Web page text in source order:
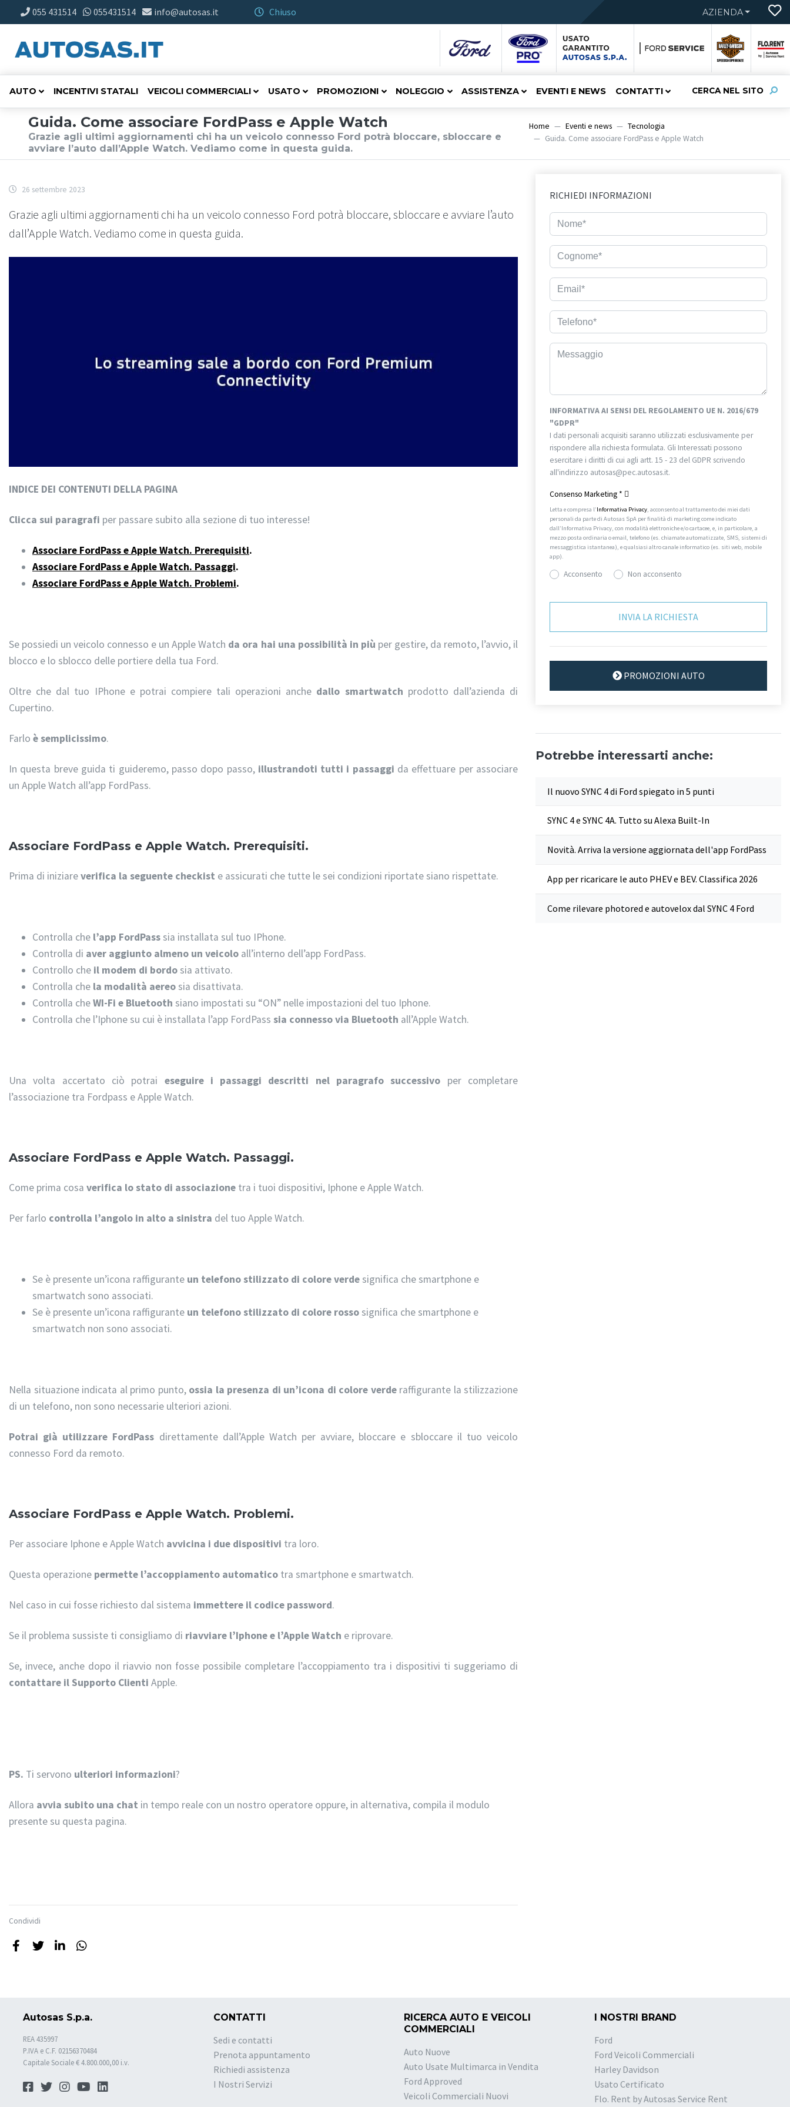
055 431514 055431514 info@autosas.it Chiuso AZIENDA
CERCA NEL SITO
AUTO INCENTIVI STATALI VEICOLI COMMERCIALI USATO PROMOZIONI NOLEGGIO ASSISTENZA EVENTI E NEWS CONTATTI
Guida. Come associare FordPass e Apple Watch
Grazie agli ultimi aggiornamenti chi ha un veicolo connesso Ford potrà bloccare, sbloccare e
avviare l’auto dall’Apple Watch. Vediamo come in questa guida.
Home Eventi e news
Tecnologia
Guida. Come associare FordPass e Apple Watch
26 settembre 2023
Grazie agli ultimi aggiornamenti chi ha un veicolo connesso Ford potrà bloccare, sbloccare e avviare l’auto
dall’Apple Watch. Vediamo come in questa guida.
INDICE DEI CONTENUTI DELLA PAGINA
Clicca sui paragrafi per passare subito alla sezione di tuo interesse!
Associare FordPass e Apple Watch. Prerequisiti.
Associare FordPass e Apple Watch. Passaggi.
Associare FordPass e Apple Watch. Problemi.
Se possiedi un veicolo connesso e un Apple Watch da ora hai una possibilità in più per gestire, da remoto, l’avvio, il
blocco e lo sblocco delle portiere della tua Ford.
Oltre che dal tuo IPhone e potrai compiere tali operazioni anche dallo smartwatch prodotto dall’azienda di
Cupertino.
Farlo è semplicissimo.
In questa breve guida ti guideremo, passo dopo passo, illustrandoti tutti i passaggi da effettuare per associare
un Apple Watch all’app FordPass.
Associare FordPass e Apple Watch. Prerequisiti.
Prima di iniziareverifica la seguente checkist e assicurati che tutte le sei condizioni riportate siano rispettate.
Controlla che l’app FordPasssia installata sul tuo IPhone.
Controlla di aver aggiunto almeno un veicolo all’interno dell’app FordPass.
Controllo che il modem di bordosia attivato.
Controlla che la modalità aereosia disattivata.
Controlla cheWI-Fi e Bluetooth siano impostati su “ON” nelle impostazioni del tuo Iphone.
Controlla che l’Iphone su cui è installata l’app FordPass sia connesso via Bluetooth all’Apple Watch.
Una volta accertato ciò potrai eseguire i passaggi descritti nel paragrafo successivo per completare
l’associazione tra Fordpass e Apple Watch.
Associare FordPass e Apple Watch. Passaggi.
Come prima cosa verifica lo stato di associazione tra i tuoi dispositivi, Iphone e Apple Watch.
Per farlo controlla l’angolo in alto a sinistra del tuo Apple Watch.
Se è presente un’icona raffigurante un telefono stilizzato di colore verdesignifica che smartphone e
smartwatch sono associati.
Se è presente un’icona raffigurante un telefono stilizzato di colore rossosignifica che smartphone e
smartwatch non sono associati.
Nella situazione indicata al primo punto, ossia la presenza di un’icona di colore verde raffigurante la stilizzazione
di un telefono, non sono necessarie ulteriori azioni.
Potrai già utilizzare FordPass direttamente dall’Apple Watch per avviare, bloccare e sbloccare il tuo veicolo
connesso Ford da remoto.
Associare FordPass e Apple Watch. Problemi.
Per associare Iphone e Apple Watch avvicina i due dispositivi tra loro.
Questa operazione permette l’accoppiamento automatico tra smartphone e smartwatch.
Nel caso in cui fosse richiesto dal sistema immettere il codice password.
Se il problema sussiste ti consigliamo di riavviare l’Iphone e l’Apple Watch e riprovare.
Se, invece, anche dopo il riavvio non fosse possibile completare l’accoppiamento tra i dispositivi ti suggeriamo di
contattare il Supporto Clienti Apple.
PS. Ti servono ulteriori informazioni?
Allora avvia subito una chat in tempo reale con un nostro operatore oppure, in alternativa, compila il modulo
presente su questa pagina.
Condividi
RICHIEDI INFORMAZIONI
INFORMATIVA AI SENSI DEL REGOLAMENTO UE N. 2016/679
"GDPR"
I dati personali acquisiti saranno utilizzati esclusivamente per
rispondere alla richiesta formulata. Gli Interessati possono
esercitare i diritti di cui agli artt. 15 - 23 del GDPR scrivendo
all'indirizzo autosas@pec.autosas.it.
Consenso Marketing *
Letta e compresa l’Informativa Privacy, acconsento al trattamento dei miei dati
personali da parte di Autosas SpA per finalità di marketing come indicato
dall’Informativa Privacy, con modalità elettroniche e/o cartacee, e, in particolare, a
mezzo posta ordinaria o email, telefono (es. chiamate automatizzate, SMS, sistemi di
messaggistica istantanea), e qualsiasi altro canale informatico (es. siti web, mobile
app).
Acconsento Non acconsento
PROMOZIONI AUTO
Potrebbe interessarti anche:
Il nuovo SYNC 4 di Ford spiegato in 5 punti
SYNC 4 e SYNC 4A. Tutto su Alexa Built-In
Novità. Arriva la versione aggiornata dell'app FordPass
App per ricaricare le auto PHEV e BEV. Classifica 2026
Come rilevare photored e autovelox dal SYNC 4 Ford
Autosas S.p.a.
REA 435997
P.IVA e C.F. 02156370484
Capitale Sociale € 4.800.000,00 i.v.
CONTATTI
Sedi e contatti
Prenota appuntamento
Richiedi assistenza
I Nostri Servizi
RICERCA AUTO E VEICOLI
COMMERCIALI
Auto Nuove
Auto Usate Multimarca in Vendita
Ford Approved
Veicoli Commerciali Nuovi
I NOSTRI BRAND
Ford
Ford Veicoli Commerciali
Harley Davidson
Usato Certificato
Flo. Rent by Autosas Service Rent